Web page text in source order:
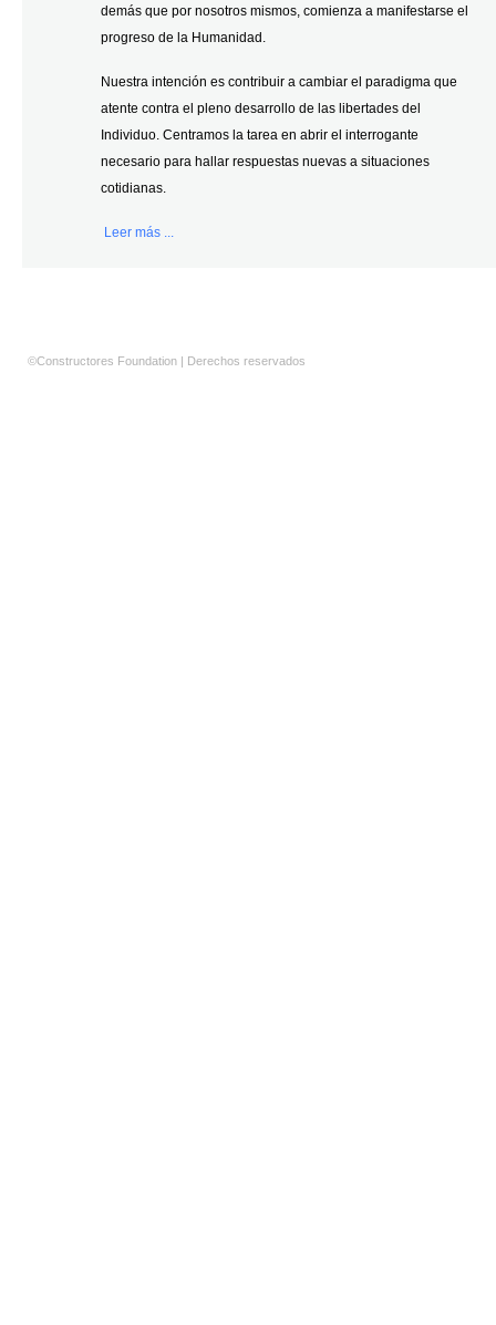
demás que por nosotros mismos, comienza a manifestarse el
progreso de la Humanidad.
Nuestra intención es contribuir a cambiar el paradigma que
atente contra el pleno desarrollo de las libertades del
Individuo. Centramos la tarea en abrir el interrogante
necesario para hallar respuestas nuevas a situaciones
cotidianas.
Leer más ...
©Constructores Foundation | Derechos reservados